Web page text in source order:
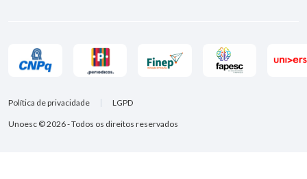
Unoesc © 2026 - Todos os direitos reservados
Política de privacidade LGPD